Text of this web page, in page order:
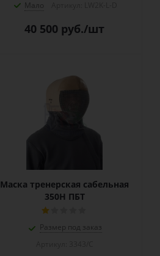
Мало
40 500 руб./шт
Маска тренерская сабельная
350Н ПБТ
Размер под заказ